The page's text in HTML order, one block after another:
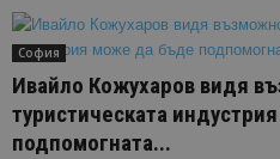
София
Ивайло Кожухаров видя
туристическата
подпомогната...